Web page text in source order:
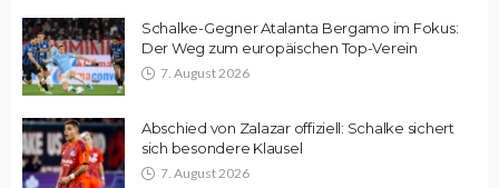
Schalke-Gegner Atalanta Bergamo im Fokus:
Der Weg zum europäischen Top-Verein
7. August 2026
Abschied von Zalazar offiziell: Schalke sichert
sich besondere Klausel
7. August 2026